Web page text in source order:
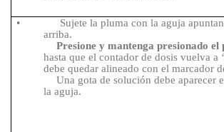
•
Sujete la pluma con la aguja
arriba.
Presione y mantenga presionado el
hasta que el contador de dosis vuelva a
debe quedar alineado con el marcador
Una gota de solución debe aparecer
la aguja.